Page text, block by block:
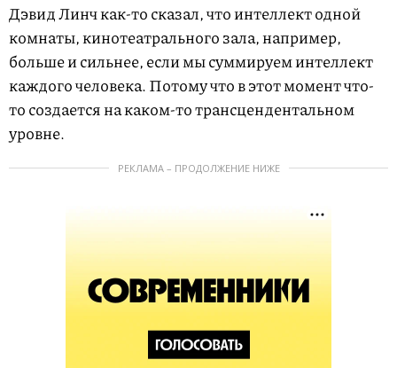
Дэвид Линч как-то сказал, что интеллект одной
комнаты, кинотеатрального зала, например,
больше и сильнее, если мы суммируем интеллект
каждого человека. Потому что в этот момент что-
то создается на каком-то трансцендентальном
уровне.
РЕКЛАМА – ПРОДОЛЖЕНИЕ НИЖЕ